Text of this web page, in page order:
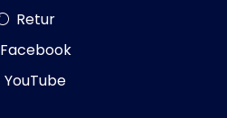
Retur
Facebook
YouTube